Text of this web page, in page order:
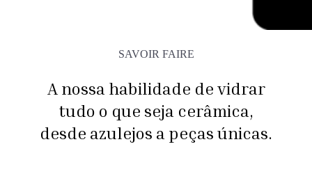
SAVOIR FAIRE
A nossa habilidade de vidrar
tudo o que seja cerâmica,
desde azulejos a peças únicas.